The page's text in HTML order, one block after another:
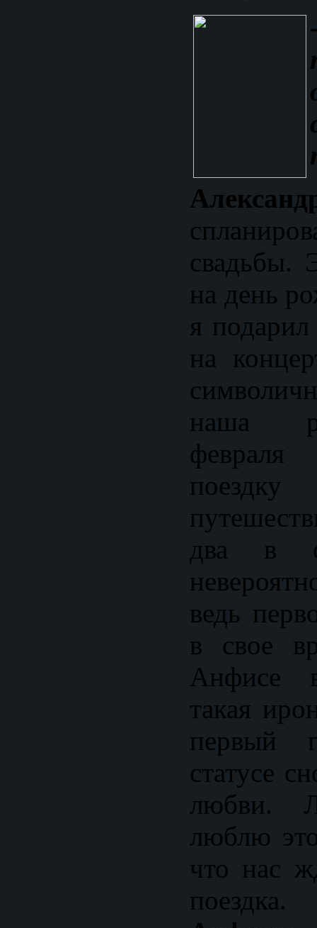
свадьбы.
на день
я
на
наша
февраля
два в
ведь
в свое
Анфисе
такая
первый
статусе
любви.
люблю
что нас
поездка.